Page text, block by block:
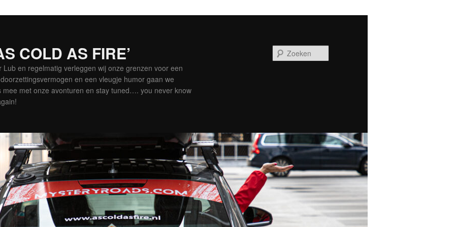
COLD AS FIRE’
Lub en regelmatig verleggen wij onze grenzen voor een
en een vleugje humor gaan we
mee met onze avonturen en stay tuned…. you never know